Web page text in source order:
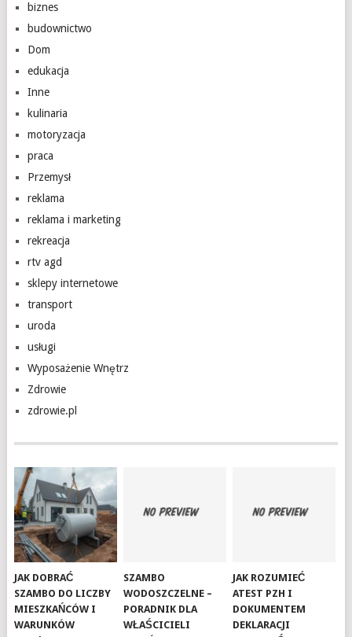
biznes
budownictwo
Dom
edukacja
Inne
kulinaria
motoryzacja
praca
Przemysł
reklama
reklama i marketing
rekreacja
rtv agd
sklepy internetowe
transport
uroda
usługi
Wyposażenie Wnętrz
Zdrowie
zdrowie.pl
JAK DOBRAĆ
SZAMBO DO LICZBY
MIESZKAŃCÓW I
WARUNKÓW
SZAMBO
WODOSZCZELNE –
PORADNIK DLA
WŁAŚCICIELI
JAK ROZUMIEĆ
ATEST PZH I
DOKUMENTEM
DEKLARACJI